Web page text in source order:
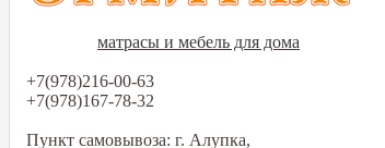
матрасы и мебель для дома
+7(978)216-00-63
+7(978)167-78-32
Пункт самовывоза: г. Алупка,